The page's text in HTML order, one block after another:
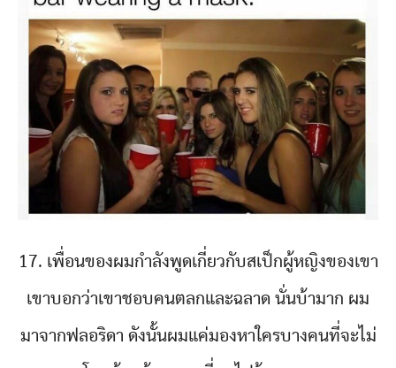
17. เพื่อนของผมกำลังพูดเกี่ยวกับสเป็กผู้หญิงของเขา
เขาบอกว่าเขาชอบคนตลกและฉลาด นั่นบ้ามาก ผม
มาจากฟลอริดา ดังนั้นผมแค่มองหาใครบางคนที่จะไม่